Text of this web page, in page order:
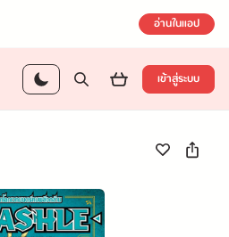
อ่านในแอป
เข้าสู่ระบบ